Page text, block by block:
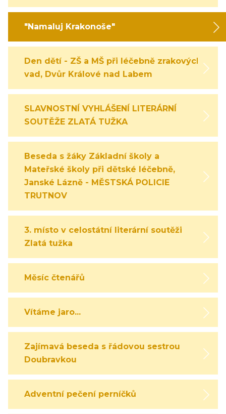
"Namaluj Krakonoše"
Den dětí - ZŠ a MŠ při léčebně zrakových
vad, Dvůr Králové nad Labem
SLAVNOSTNÍ VYHLÁŠENÍ LITERÁRNÍ
SOUTĚŽE ZLATÁ TUŽKA
Beseda s žáky Základní školy a
Mateřské školy při dětské léčebně,
Janské Lázně - MĚSTSKÁ POLICIE
TRUTNOV
3. místo v celostátní literární soutěži
Zlatá tužka
Měsíc čtenářů
Vítáme jaro...
Zajímavá beseda s řádovou sestrou
Doubravkou
Adventní pečení perníčků